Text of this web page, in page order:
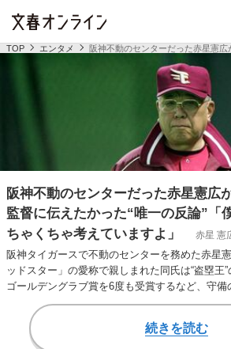
TOP エンタメ 阪神不動のセンターだった赤星憲
阪神不動のセンターだった赤星憲広
監督に伝えたかった“唯一の反論”「
ちゃくちゃ考えていますよ」
赤星 憲
阪神タイガースで不動のセンターを務めた赤星
ッドスター」の愛称で親しまれた同氏は“盗塁王”
ゴールデングラブ賞を6度も受賞するなど、守
こでは、そん…
続きを読む